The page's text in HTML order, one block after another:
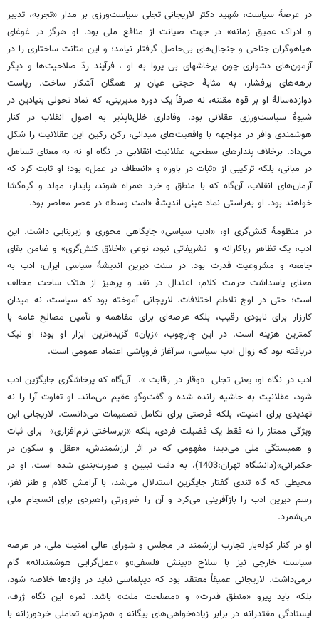
در عرصۀ سیاست، شهید دکتر لاریجانی تجلی سیاست‌ورزی بر مدار «تجربه، تدبیر
و ادراک عمیق زمانه» در جهت صیانت از منافع ملی بود. او هرگز در غوغای
هیاهوگران جناحی و جنجال‌های بی‌حاصل گرفتار نیامد؛ و این متانت ساختاری را در
آزمون‌های دشواری چون پرخاشهای بی پروا به او ، فرآیند ردّ صلاحیت‌ها و دیگر
برهه‌های پرفشار، به مثابۀ حجتی عیان بر همگان آشکار ساخت. ریاست
دوازده‌سالۀ او بر قوه مقننه، نه صرفاً یک دوره مدیریتی، که نماد تحولی بنیادین در
شیوۀ سیاست‌ورزی عقلانی بود. وفاداری خلل‌ناپذیر به اصول انقلاب در کنار
هوشمندی وافر در مواجهه با واقعیت‌های میدانی، رکن رکین این عقلانیت را شکل
می‌داد. برخلاف پندارهای سطحی، عقلانیت انقلابی در نگاه او نه به معنای تساهل
در مبانی، بلکه ترکیبی از «ثبات در باور» و «انعطاف در عمل» بود؛ او ثابت کرد که
آرمان‌های انقلاب، آن‌گاه که با منطق و خرد همراه شوند، پایدار، مولد و گره‌گشا
خواهند بود. او به‌راستی نماد عینی اندیشۀ «امت وسط» در عصر معاصر بود.
در منظومۀ کنش‌گری او، «ادب سیاسی» جایگاهی محوری و زیربنایی داشت. این
ادب، یک تظاهر ریاکارانه و تشریفاتی نبود، نوعی «اخلاق کنش‌گری» و ضامن بقای
جامعه و مشروعیت قدرت بود. در سنت دیرین اندیشۀ سیاسی ایران، ادب به
معنای پاسداشت حرمت کلام، اعتدال در نقد و پرهیز از هتک ساحت مخالف
است؛ حتی در اوج تلاطم اختلافات. لاریجانی آموخته بود که سیاست، نه میدان
کارزار برای نابودی رقیب، بلکه عرصه‌ای برای مفاهمه و تأمین مصالح عامه با
کمترین هزینه است. در این چارچوب، «زبان» گزیده‌ترین ابزار او بود؛ او نیک
دریافته بود که زوال ادب سیاسی، سرآغاز فروپاشی اعتماد عمومی است.
ادب در نگاه او، یعنی تجلی «وقار در رقابت ». آن‌گاه که پرخاشگری جایگزین ادب
شود، عقلانیت به حاشیه رانده شده و گفت‌وگو عقیم می‌ماند. او تفاوت آرا را نه
تهدیدی برای امنیت، بلکه فرصتی برای تکامل تصمیمات می‌دانست. لاریجانی این
ویژگی ممتاز را نه فقط یک فضیلت فردی، بلکه «زیرساختی نرم‌افزاری» برای ثبات
و همبستگی ملی می‌دید؛ مفهومی که در اثر ارزشمندش، «عقل و سکون در
حکمرانی»(دانشگاه تهران:1403)، به دقت تبیین و صورت‌بندی شده است. او در
محیطی که گاه تندی گفتار جایگزین استدلال می‌شد، با آرامش کلام و طنز نغز،
رسم دیرین ادب را بازآفرینی می‌کرد و آن را ضرورتی راهبردی برای انسجام ملی
می‌شمرد.
او در کنار کوله‌بار تجارب ارزشمند در مجلس و شورای عالی امنیت ملی، در عرصه
سیاست خارجی نیز با سلاح «بینش فلسفی»و «عمل‌گرایی هوشمندانه» گام
برمی‌داشت. لاریجانی عمیقاً معتقد بود که دیپلماسی نباید در واژه‌ها خلاصه شود،
بلکه باید پیرو «منطق قدرت» و «مصلحت ملت» باشد. ثمره این نگاه ژرف،
ایستادگی مقتدرانه در برابر زیاده‌خواهی‌های بیگانه و هم‌زمان، تعاملی خردورزانه با